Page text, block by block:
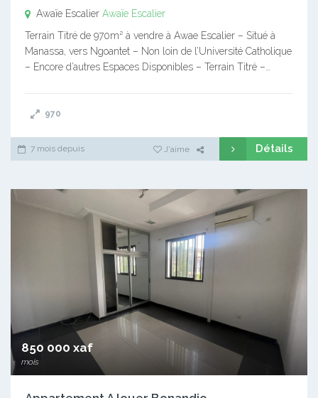
Awaïe Escalier Awaïe Escalier
Terrain Titré de 970m² à vendre à Awae Escalier – Situé à
Manassa, vers Ngoantet – Non loin de l’Université Catholique
– Encore d’autres Espaces Disponibles – Terrain Titré –…
970
7 mois depuis J'aime Détails
850 000 xaf
mois